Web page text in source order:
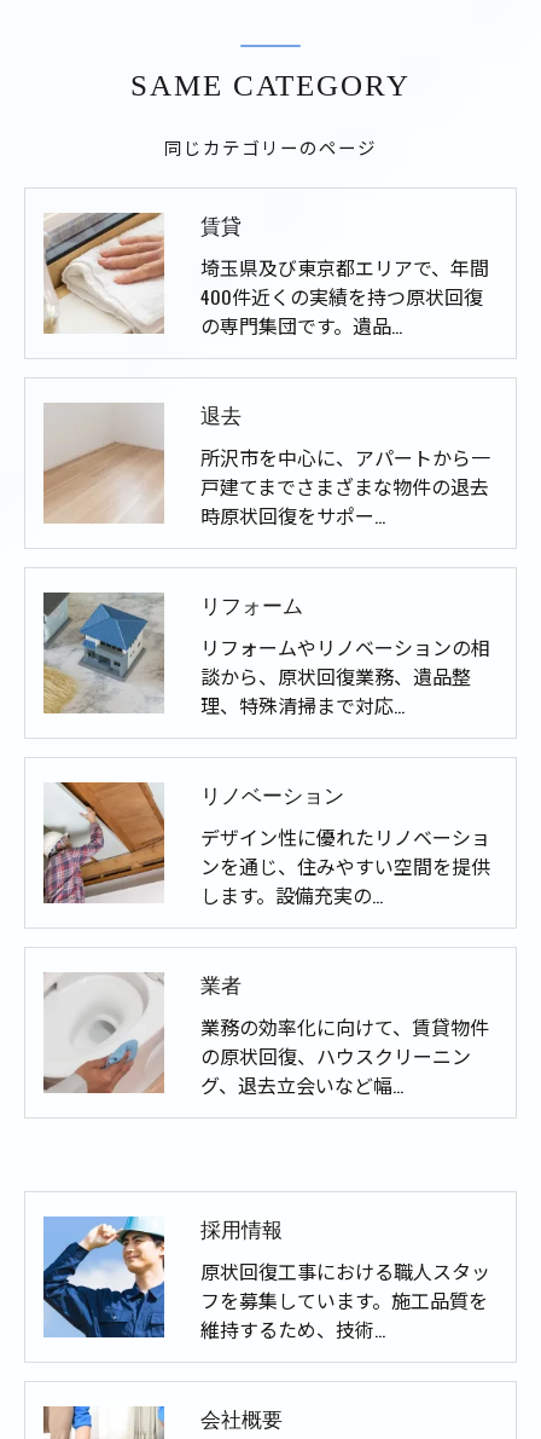
同じカテゴリーのページ
SAME CATEGORY
賃貸
埼玉県及び東京都エリアで、年間
400件近くの実績を持つ原状回復
の専門集団です。遺品…
退去
所沢市を中心に、アパートから一
戸建てまでさまざまな物件の退去
時原状回復をサポー…
リフォーム
リフォームやリノベーションの相
談から、原状回復業務、遺品整
理、特殊清掃まで対応…
リノベーション
デザイン性に優れたリノベーショ
ンを通じ、住みやすい空間を提供
します。設備充実の…
業者
業務の効率化に向けて、賃貸物件
の原状回復、ハウスクリーニン
グ、退去立会いなど幅…
採用情報
原状回復工事における職人スタッ
フを募集しています。施工品質を
維持するため、技術…
会社概要